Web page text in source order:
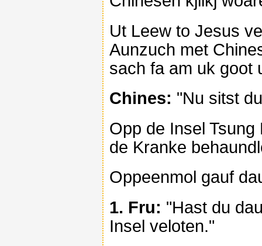
Ut Leew to Jesus
Aunzuch met
sach fa am uk goot
Chines: "Nu sitst
Opp de Insel
de Kranke
Oppeenmol gauf
1. Fru: "Hast du
Insel veloten."